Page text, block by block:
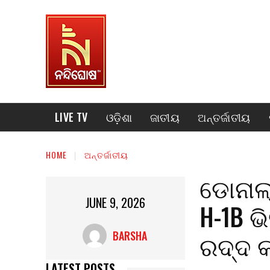
LIVE TV ଓଡ଼ିଶା ଜାତୀୟ ଅନ୍ତର୍ଜାତୀୟ
HOME ଅନ୍ତର୍ଜାତୀୟ
JUNE 9, 2026
BARSHA
H-
ରଦ୍ଦ